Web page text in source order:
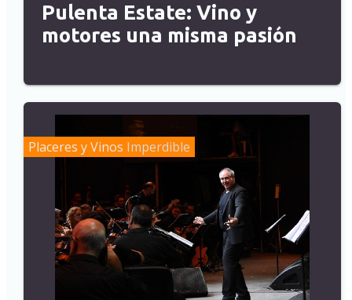
Pulenta Estate: Vino y
motores una misma pasión
Placeres y Vinos Imperdible